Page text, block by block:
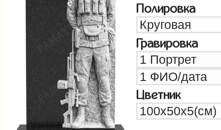
Полировка
Гравировка
Цветник